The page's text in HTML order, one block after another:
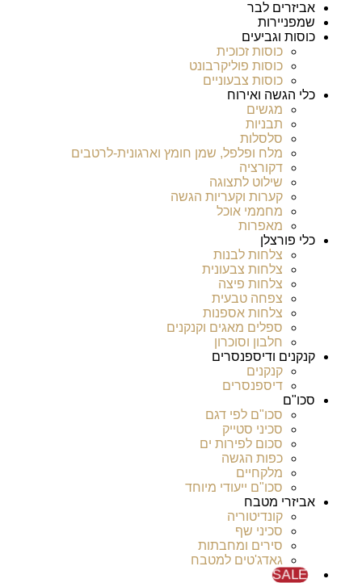
אביזרים לבר
שמפניירות
כוסות וגביעים
כוסות זכוכית
כוסות פוליקרבונט
כוסות צבעוניים
כלי הגשה ואירוח
מגשים
תבניות
סלסלות
מלח ופלפל, שמן חומץ וארגונית-לרטבים
דקורציה
שילוט לתצוגה
קערות וקעריות הגשה
מחממי אוכל
מאפרות
כלי פורצלן
צלחות לבנות
צלחות צבעונית
צלחות פיצה
צפחה טבעית
צלחות אספנות
ספלים מאגים וקנקנים
חלבון וסוכרון
קנקנים ודיספנסרים
קנקנים
דיספנסרים
סכו"ם
סכו"ם לפי דגם
סכיני סטייק
סכום לפירות ים
כפות הגשה
מלקחיים
סכו"ם ייעודי מיוחד
אביזרי מטבח
קונדיטוריה
סכיני שף
סירים ומחבתות
גאדג'טים למטבח
SALE